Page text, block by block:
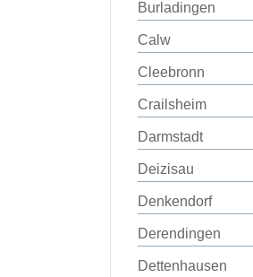
Burladingen
Calw
Cleebronn
Crailsheim
Darmstadt
Deizisau
Denkendorf
Derendingen
Dettenhausen